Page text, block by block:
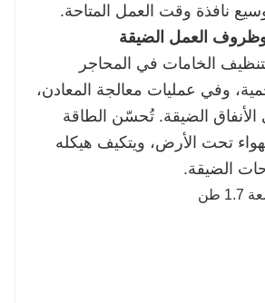
نافذة وقت العمل المتاحة.
وظروف العمل الضيقة
الخامات في المحاجر
وفي عمليات معالجة المعادن،
الأنفاق الضيقة. تُحسّن الطاقة
تحت الأرض، ويتكيف هيكله
الضيقة.